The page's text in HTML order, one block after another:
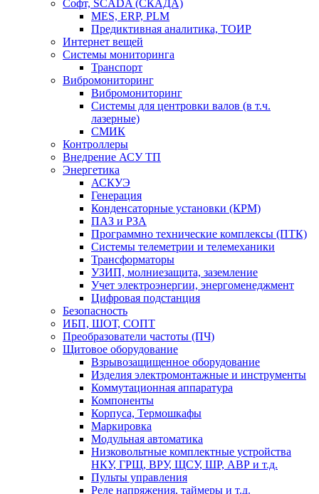
Софт, SCADA (СКАДА)
MES, ERP, PLM
Предиктивная аналитика, ТОИР
Интернет вещей
Системы мониторинга
Транспорт
Вибромониторинг
Вибромониторинг
Системы для центровки валов (в т.ч.
лазерные)
СМИК
Контроллеры
Внедрение АСУ ТП
Энергетика
АСКУЭ
Генерация
Конденсаторные установки (КРМ)
ПАЗ и РЗА
Программно технические комплексы (ПТК)
Системы телеметрии и телемеханики
Трансформаторы
УЗИП, молниезащита, заземление
Учет электроэнергии, энергоменеджмент
Цифровая подстанция
Безопасность
ИБП, ШОТ, СОПТ
Преобразователи частоты (ПЧ)
Щитовое оборудование
Взрывозащищенное оборудование
Изделия электромонтажные и инструменты
Коммутационная аппаратура
Компоненты
Корпуса, Термошкафы
Маркировка
Модульная автоматика
Низковольтные комплектные устройства
НКУ, ГРЩ, ВРУ, ЩСУ, ШР, АВР и т.д.
Пульты управления
Реле напряжения, таймеры и т.д.